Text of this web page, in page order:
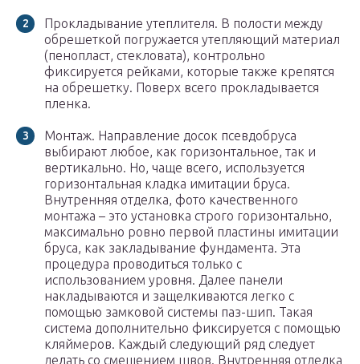
Прокладывание утеплителя. В полости между
обрешеткой погружается утепляющий материал
(пенопласт, стекловата), контрольно
фиксируется рейками, которые также крепятся
на обрешетку. Поверх всего прокладывается
пленка.
Монтаж. Направление досок псевдобруса
выбирают любое, как горизонтальное, так и
вертикально. Но, чаще всего, используется
горизонтальная кладка имитации бруса.
Внутренняя отделка, фото качественного
монтажа – это установка строго горизонтально,
максимально ровно первой пластины имитации
бруса, как закладывание фундамента. Эта
процедура проводиться только с
использованием уровня. Далее панели
накладываются и защелкиваются легко с
помощью замковой системы паз-шип. Такая
система дополнительно фиксируется с помощью
кляймеров. Каждый следующий ряд следует
делать со смещением швов. Внутренняя отделка